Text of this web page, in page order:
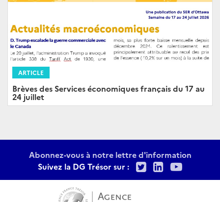
ARTICLE
Brèves des Services économiques français du 17 au
24 juillet
Abonnez-vous à notre lettre d'information
Suivez la DG Trésor sur :
TwitterLinkedIn